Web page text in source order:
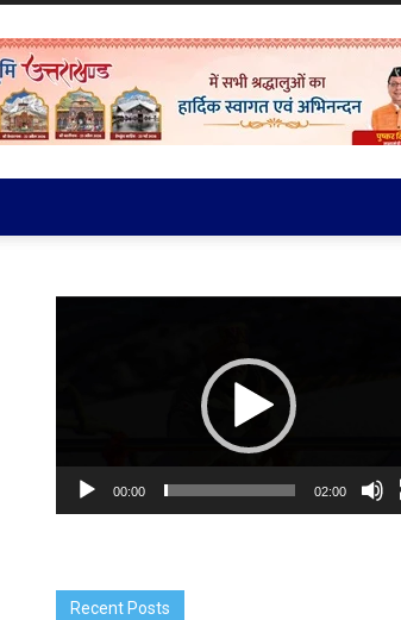
00:00 02:00
Recent Posts